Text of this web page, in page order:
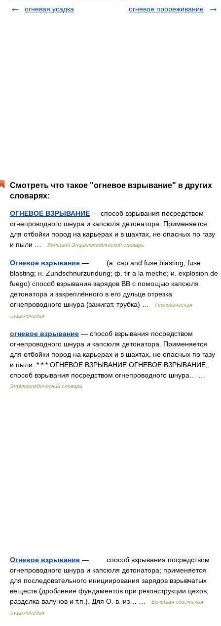
огневая усадка
огневое прореживание
Смотреть что такое "огневое взрывание" в других
словарях:
ОГНЕВОЕ ВЗРЫВАНИЕ — способ взрывания посредством
огнепроводного шнура и капсюля детонатора. Применяется
для отбойки пород на карьерах и в шахтах, не опасных по газу
и пыли …
Большой Энциклопедический словарь
Огневое взрывание — (а. cap and fuse blasting, fuse
blasting; н. Zundschnurzundung; ф. tir а la meche; и. explosion de
fuego) способ взрывания зарядов BB c помощью капсюля
детонатора и закреплённого в его дульце отрезка
огнепроводного шнура (зажигат. трубка) …
Геологическая
энциклопедия
огневое взрывание — способ взрывания посредством
огнепроводного шнура и капсюля детонатора. Применяется
для отбойки пород на карьерах и в шахтах, не опасных по газу
и пыли. * * * ОГНЕВОЕ ВЗРЫВАНИЕ ОГНЕВОЕ ВЗРЫВАНИЕ,
способ взрывания посредством огнепроводного шнура… …
Энциклопедический словарь
Огневое взрывание — способ взрывания посредством
огнепроводного шнура и капсюля детонатора; применяется
для последовательного инициирования зарядов взрывчатых
веществ (дробление фундаментов при реконструкции цехов,
разделка валунов и т.п.). Для О. в. из… …
Большая советская
энциклопедия